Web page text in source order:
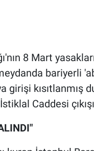
8 Mart
bariyerli
girişi kısıtlanmış
Caddesi